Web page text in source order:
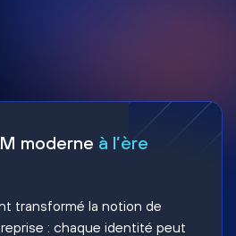
moderne à l’ère
transformé la notion de
: chaque identité peut